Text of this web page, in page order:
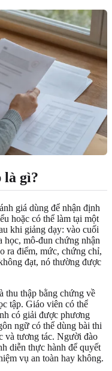
là gì?
giá dùng để nhận định
hoặc có thể làm tại một
khi giảng dạy: vào cuối
học, mô-đun chứng nhận
ra điểm, mức, chứng chỉ,
đạt, nó thường được
thu thập bằng chứng về
tập. Giáo viên có thể
có giải được phương
ngữ có thể dùng bài thi
và tương tác. Người đào
diễn thực hành để quyết
vụ an toàn hay không.